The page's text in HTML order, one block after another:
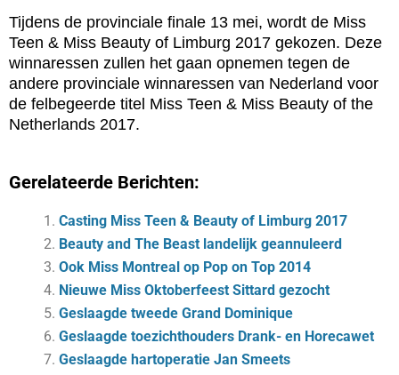
Tijdens de provinciale finale 13 mei, wordt de Miss
Teen & Miss Beauty of Limburg 2017 gekozen. Deze
winnaressen zullen het gaan opnemen tegen de
andere provinciale winnaressen van Nederland voor
de felbegeerde titel Miss Teen & Miss Beauty of the
Netherlands 2017.
Gerelateerde Berichten:
Casting Miss Teen & Beauty of Limburg 2017
Beauty and The Beast landelijk geannuleerd
Ook Miss Montreal op Pop on Top 2014
Nieuwe Miss Oktoberfeest Sittard gezocht
Geslaagde tweede Grand Dominique
Geslaagde toezichthouders Drank- en Horecawet
Geslaagde hartoperatie Jan Smeets